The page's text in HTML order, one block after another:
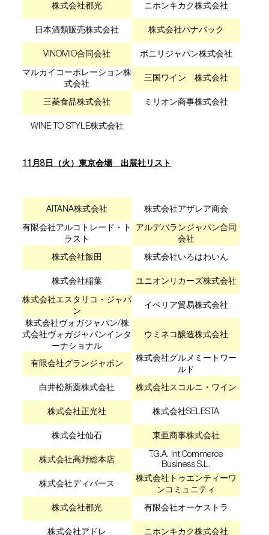
株式会社都光 ニホンキカク株式会社
日本酒類販売株式会社 株式会社パナバック
VINOMIO合同会社 ボニリジャパン株式会社
マルカイコーポレーション株
式会社
三国ワイン 株式会社
三菱食品株式会社 ミリオン商事株式会社
WINE TO STYLE株式会社
11月8日（火）東京会場 出展社リスト
AITANA株式会社 株式会社アザレア商会
有限会社アルコトレード・ト
ラスト
アルデバランジャパン合同
会社
株式会社飯田 株式会社いろはわいん
株式会社稲葉 ユニオンリカーズ株式会社
株式会社エスタリコ・ジャパ
ン
イベリア貿易株式会社
株式会社ヴォガジャパン/株
式会社ヴォガジャパンインタ
ーナショナル
ウミネコ醸造株式会社
有限会社グランジャポン
株式会社グルメミートワー
ルド
白井松新薬株式会社 株式会社スコルニ・ワイン
株式会社正光社 株式会社SELESTA
株式会社仙石 東亜商事株式会社
株式会社高野総本店
T.G.A. Int.Commerce
Business,S.L.
株式会社ディバース
株式会社トゥエンティーワ
ンコミュニティ
株式会社都光 有限会社オーケストラ
株式会社アドレ ニホンキカク株式会社